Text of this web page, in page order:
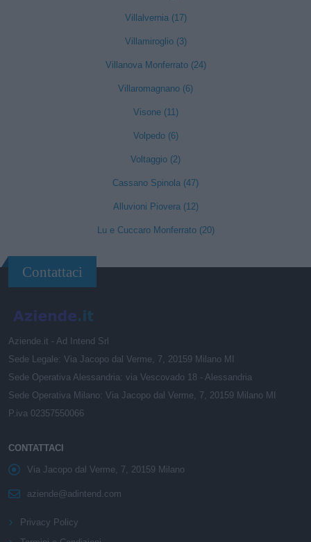
Villalvernia (17)
Villamiroglio (3)
Villanova Monferrato (24)
Villaromagnano (6)
Visone (11)
Volpedo (6)
Voltaggio (2)
Cassano Spinola (47)
Alluvioni Piovera (12)
Lu e Cuccaro Monferrato (20)
Contattaci
Aziende.it - Ad Intend Srl
Sede Legale: Via Jacopo dal Verme, 7, 20159 Milano MI
Sede Operativa Alessandria: via Vescovado 18 - Alessandria
Sede Operativa Milano: Via Jacopo dal Verme, 7, 20159 Milano MI
P.iva 02357550066
CONTATTACI
Via Jacopo dal Verme, 7, 20159 Milano
aziende@adintend.com
Privacy Policy